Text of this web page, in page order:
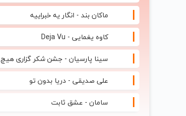
ماکان بند - انگار یه خبراییه
کاوه یغمایی - Deja Vu
سینا پارسیان - جشن شکر گزاری هیچ
علی صدیقی - دریا بدون تو
سامان - عشق ثابت